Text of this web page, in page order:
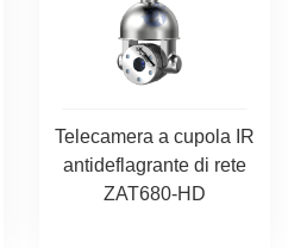
Telecamera a cupola IR
antideflagrante di rete
ZAT680-HD